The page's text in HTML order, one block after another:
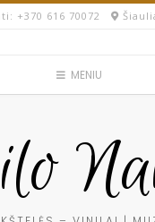
+370 616 70072​
MENIU